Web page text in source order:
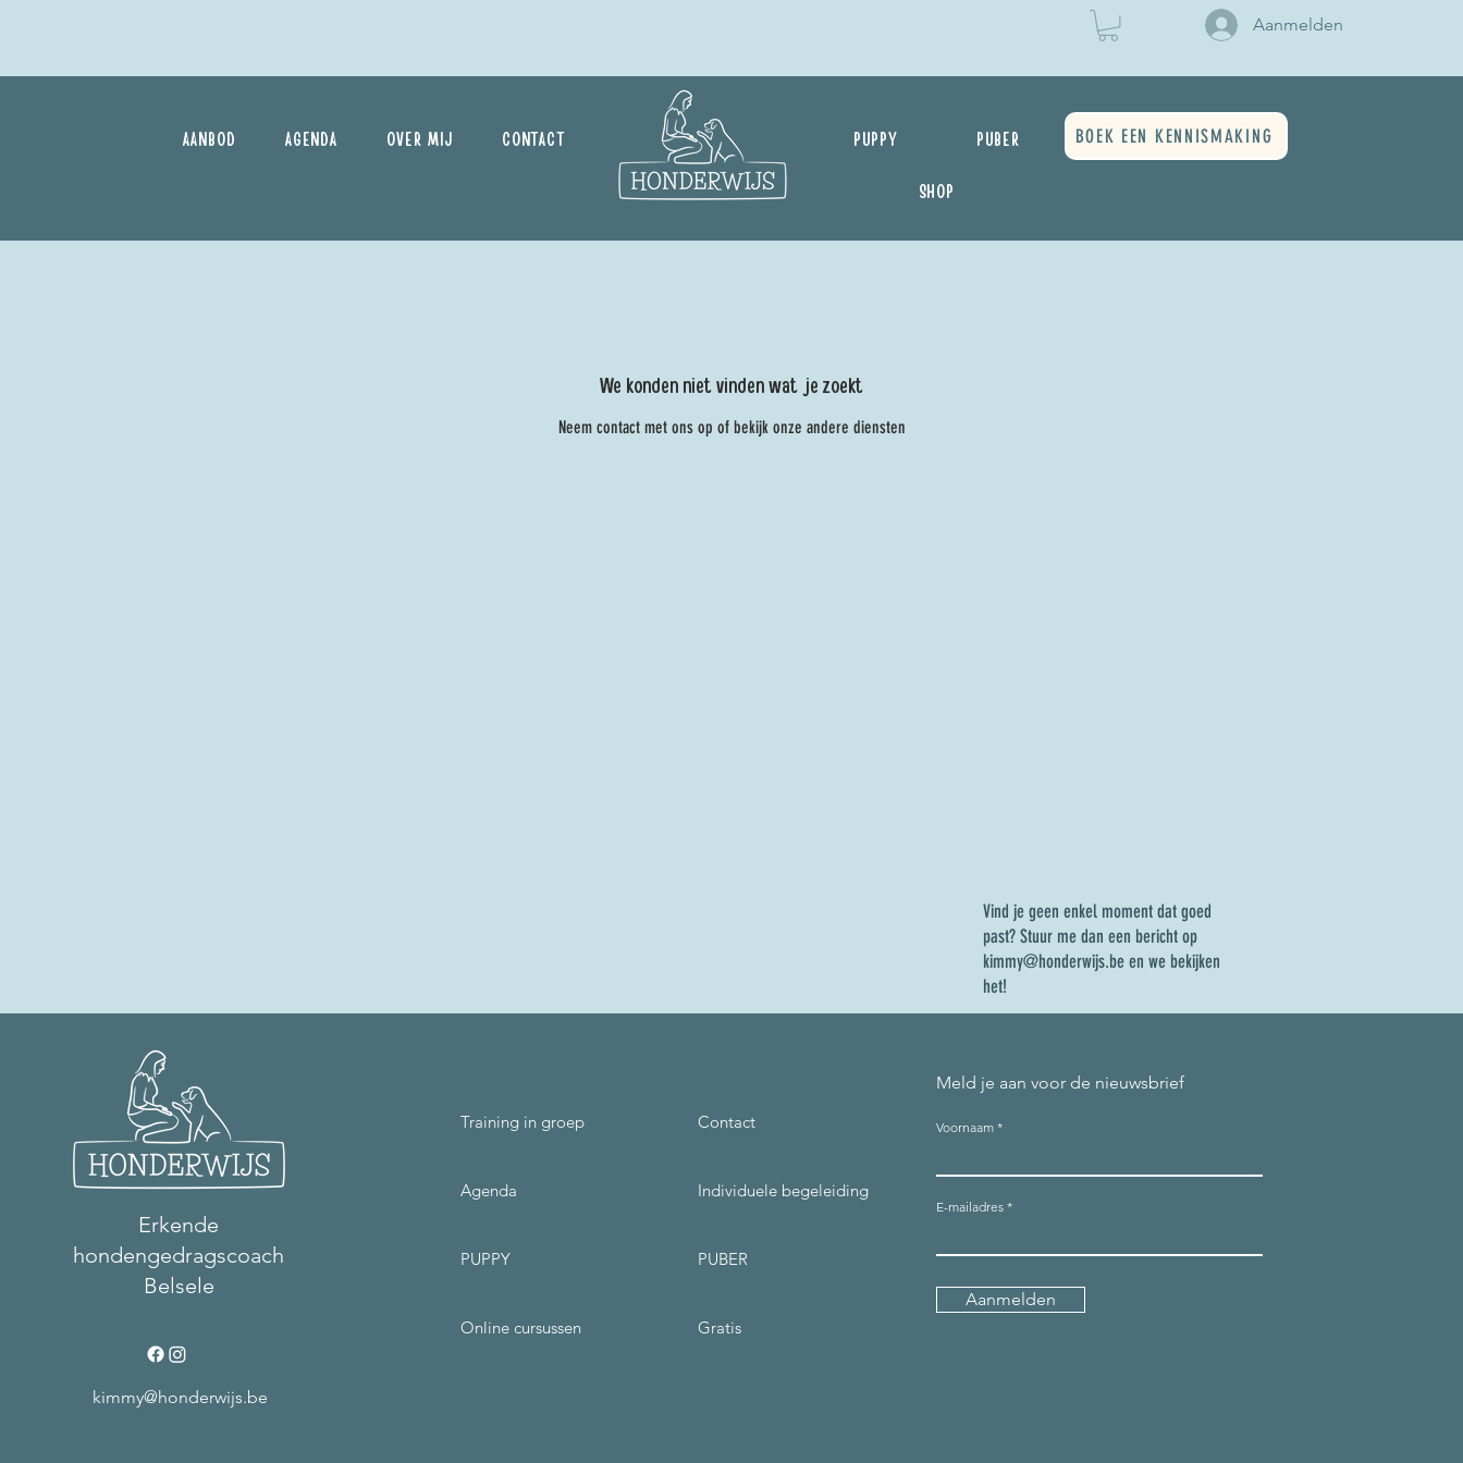
Aanmelden
AANBOD AGENDA OVER MIJ CONTACT PUPPY PUBER
SHOP
BOEK EEN KENNISMAKING
We konden niet vinden wat je zoekt
Neem contact met ons op of bekijk onze andere diensten
Vind je geen enkel moment dat goed
past? Stuur me dan een bericht op
kimmy@honderwijs.be en we bekijken
het!
Erkende
hondengedragscoach
Belsele
kimmy@honderwijs.be
Training in groep
Agenda
PUPPY
Online cursussen
Contact
Individuele begeleiding
PUBER
Gratis
Meld je aan voor de nieuwsbrief
Voornaam
E-mailadres
Aanmelden